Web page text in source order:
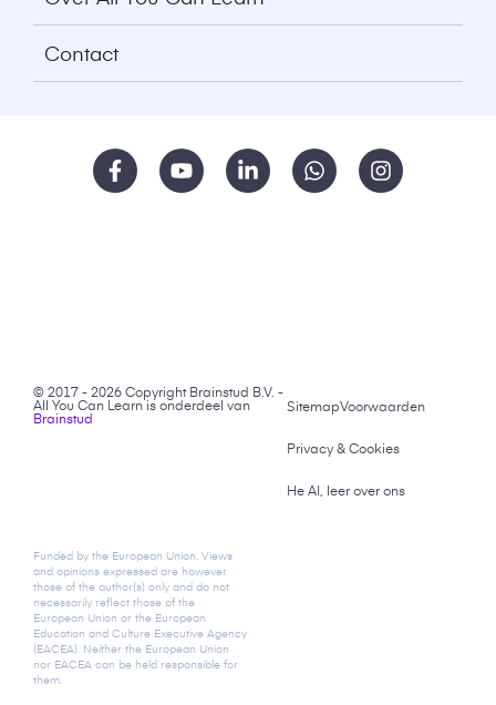
Contact
© 2017 - 2026 Copyright Brainstud B.V. -
All You Can Learn is onderdeel van
Brainstud
SitemapVoorwaarden
Privacy & Cookies
He AI, leer over ons
Funded by the European Union. Views
and opinions expressed are however
those of the author(s) only and do not
necessarily reflect those of the
European Union or the European
Education and Culture Executive Agency
(EACEA). Neither the European Union
nor EACEA can be held responsible for
them.